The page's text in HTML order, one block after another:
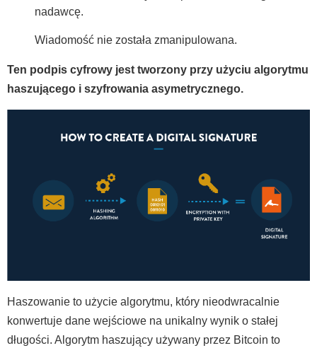
nadawcę.
Wiadomość nie została zmanipulowana.
Ten podpis cyfrowy jest tworzony przy użyciu algorytmu
haszującego i szyfrowania asymetrycznego.
Haszowanie to użycie algorytmu, który nieodwracalnie
konwertuje dane wejściowe na unikalny wynik o stałej
długości. Algorytm haszujący używany przez Bitcoin to